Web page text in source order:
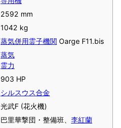
2592 mm
1042 kg
蒸気併用霊子機関Oarge F11.bis
蒸気
霊力
903 HP
シルスウス合金
光武F (花火機)
巴里華撃団・整備班、 李紅蘭